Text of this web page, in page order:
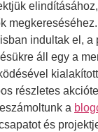
indultak el, a
áll egy a
részletes
a
és